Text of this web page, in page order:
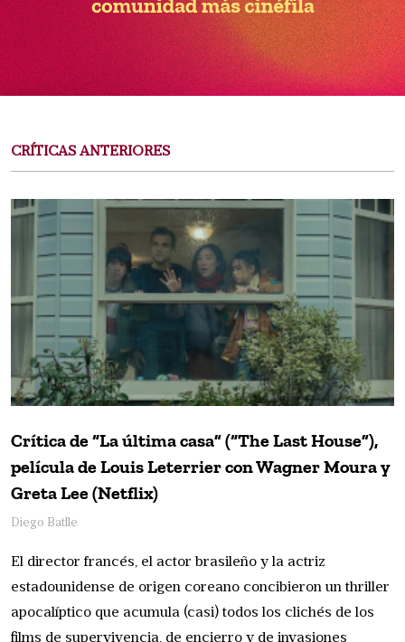
CRÍTICAS ANTERIORES
Crítica de “La última casa” (“The Last House”),
película de Louis Leterrier con Wagner Moura y
Greta Lee (Netflix)
Diego Batlle
El director francés, el actor brasileño y la actriz
estadounidense de origen coreano concibieron un thriller
apocalíptico que acumula (casi) todos los clichés de los
films de supervivencia, de encierro y de invasiones